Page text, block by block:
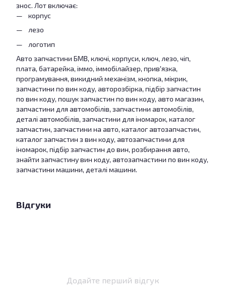
знос. Лот включає:
корпус
лезо
логотип
Авто запчастини БМВ, ключі, корпуси, ключ, лезо, чіп,
плата, батарейка, іммо, іммобілайзер, прив'язка,
програмування, викидний механізм, кнопка, мікрик,
запчастини по вин коду, авторозбірка, підбір запчастин
по вин коду, пошук запчастин по вин коду, авто магазин,
запчастини для автомобілів, запчастини автомобілів,
деталі автомобілів, запчастини для іномарок, каталог
запчастин, запчастини на авто, каталог автозапчастин,
каталог запчастин з вин коду, автозапчастини для
іномарок, підбір запчастин до вин, розбирання авто,
знайти запчастину вин коду, автозапчастини по вин коду,
запчастини машини, деталі машини.
Відгуки
Додайте перший відгук